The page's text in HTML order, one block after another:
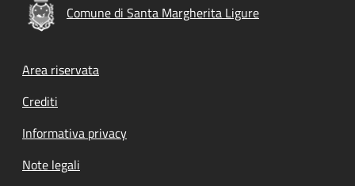
Comune di Santa Margherita Ligure
Footer menu
Area riservata
Crediti
Informativa privacy
Note legali